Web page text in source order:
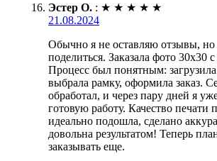
Эстер О. : ★ ★ ★ ★ ★
21.08.2024
Обычно я не оставляю отзывы, но
поделиться. Заказала фото 30х30
Процесс был понятным:
выбрала рамку, оформила заказ.
обработал, и через пару дней я
готовую работу. Качество печати
идеально подошла, сделано
довольна результатом! Теперь
заказывать еще.